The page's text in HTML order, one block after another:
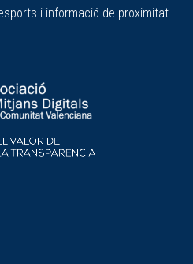
i informació de proximitat